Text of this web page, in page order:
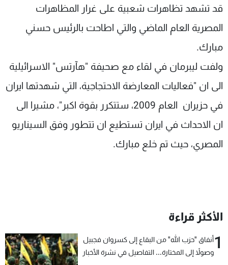
قد تشهد تظاهرات شعبية على غرار المظاهرات
المصرية العام الماضي والتي اطاحت بالرئيس حسني
مبارك.
ولفت ليبرمان في لقاء مع صحيفة "هآرتس" الاسرائيلية
الى ان "فعاليات المعارضة الاحتجاجية، التي شهدتها ايران
في حزيران العام 2009، ستتكرر بقوة اكبر"، مشيرا الى
ان الاحداث في ايران تستطيع ان تتطور وفق السيناريو
المصري، حيث تم خلع مبارك.
الأكثر قراءة
1أنفاق "حزب الله" من البقاع إلى كسروان فجبيل
وصولاً إلى المختارة... التفاصيل في نشرة الأخبار
عن MTV
لاعلاناتكم
وظائف
تواصل معنا
شروط الإسـتخدام
سياسة الخصوصية